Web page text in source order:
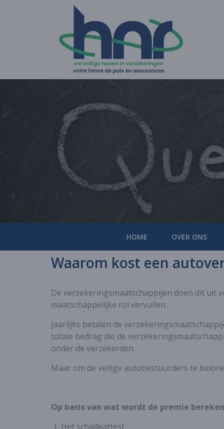
HOME OVER ONS
Waarom kost een
De verzekeringsmaatschappijen doen dit uit
maatschappelijke rol vervullen.
Jaarlijks betalen de
totale bedrag die de
onder de verzekerden.
Maar om de veilige autobestuurders te
Op basis van wat wordt de premie
Het schadeattest